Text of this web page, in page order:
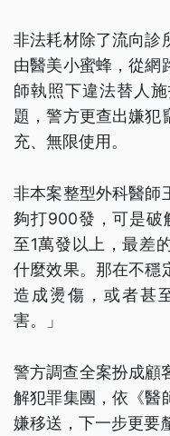
非法耗材除了流向診
由醫美小蜜蜂，從網
師執照下違法替人
題，警方更查出嫌犯
充、無限使用。
非本案整型外科醫師
夠打900發，可是破
至1萬發以上，最差
什麼效果。那在不穩
造成燙傷，或者甚
害。」
警方調查全案扮成顧
解犯罪集團，依《醫
嫌移送，下一步更要